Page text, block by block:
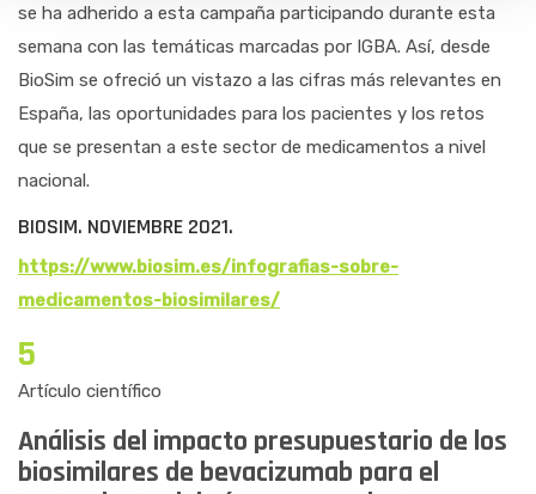
se ha adherido a esta campaña participando durante esta
semana con las temáticas marcadas por IGBA. Así, desde
BioSim se ofreció un vistazo a las cifras más relevantes en
España, las oportunidades para los pacientes y los retos
que se presentan a este sector de medicamentos a nivel
nacional.
BIOSIM. NOVIEMBRE 2021.
https://www.biosim.es/infografias-sobre-
medicamentos-biosimilares/
5
Artículo científico
Análisis del impacto presupuestario de los
biosimilares de bevacizumab para el